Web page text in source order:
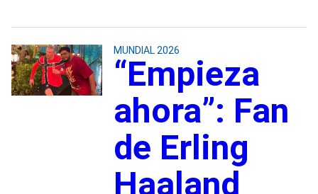
MUNDIAL 2026
“Empieza
ahora”: Fan
de Erling
Haaland